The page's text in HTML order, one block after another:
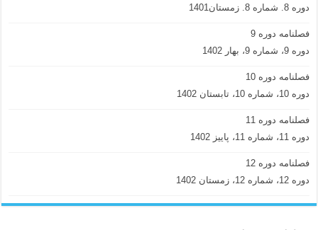
دوره 8. شماره 8. زمستان1401
فصلنامه دوره 9
دوره 9، شماره 9، بهار 1402
فصلنامه دوره 10
دوره 10، شماره 10، تابستان 1402
فصلنامه دوره 11
دوره 11، شماره 11، پاییز 1402
فصلنامه دوره 12
دوره 12، شماره 12، زمستان 1402